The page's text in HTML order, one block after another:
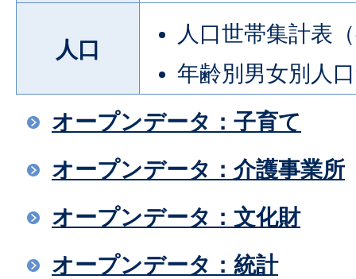
人口
人口世帯集計表
年齢別男女別人
オープンデータ：子育て
オープンデータ：介護事業所
オープンデータ：文化財
オープンデータ：統計